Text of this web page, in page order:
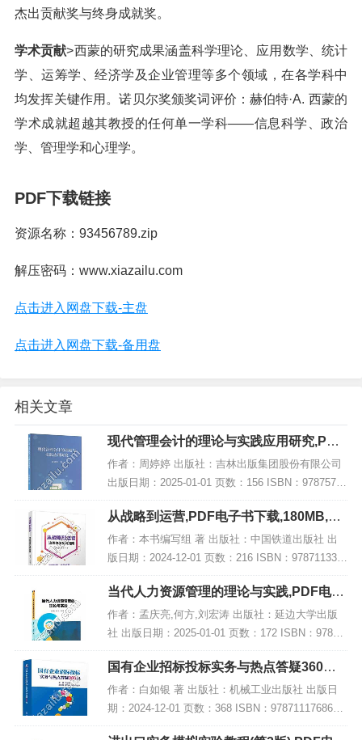
杰出贡献奖与终身成就奖。
学术贡献>西蒙的研究成果涵盖科学理论、应用数学、统计
学、运筹学、经济学及企业管理等多个领域，在各学科中
均发挥关键作用。诺贝尔奖颁奖词评价：赫伯特·A. 西蒙的
学术成就超越其教授的任何单一学科——信息科学、政治
学、管理学和心理学。
PDF下载链接
资源名称：93456789.zip
解压密码：www.xiazailu.com
点击进入网盘下载-主盘
点击进入网盘下载-备用盘
相关文章
现代管理会计的理论与实践应用研究,PDF
电子书下载
作者：周婷婷 出版社：吉林出版集团股份有限公司
出版日期：2025-01-01 页数：156 ISBN：97875731
50196 电子书大小：219MB [高清扫描版PDF格式]
内容简介...
从战略到运营,PDF电子书下载,180MB,网
盘资源
作者：本书编写组 著 出版社：中国铁道出版社 出
版日期：2024-12-01 页数：216 ISBN：978711331
4774 电子书大小：180MB [高清扫描版PDF格式] 内
容简介...
当代人力资源管理的理论与实践,PDF电子
书网盘下载
作者：孟庆亮,何方,刘宏涛 出版社：延边大学出版
社 出版日期：2025-01-01 页数：172 ISBN：97872
30070393 电子书大小：195MB [高清扫描版PDF格
式] 内容...
国有企业招标投标实务与热点答疑360问,
PDF电子书下载
作者：白如银 著 出版社：机械工业出版社 出版日
期：2024-12-01 页数：368 ISBN：9787111768678
电子书大小：242MB [高清扫描版PDF格式] 内容简